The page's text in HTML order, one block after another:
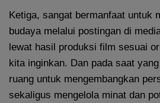
Ketiga, sangat bermanfaat untuk
budaya melalui postingan di
lewat hasil produksi film sesuai
kita inginkan. Dan pada saat
ruang untuk mengembangkan
sekaligus mengelola minat dan